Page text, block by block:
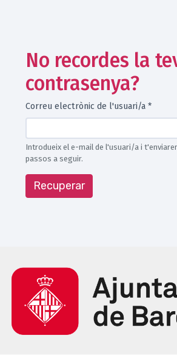
No recordes la
contrasenya?
Correu electrònic de l'usuari/a *
Introdueix el e-mail de l'usuari/a i
passos a seguir.
Recuperar